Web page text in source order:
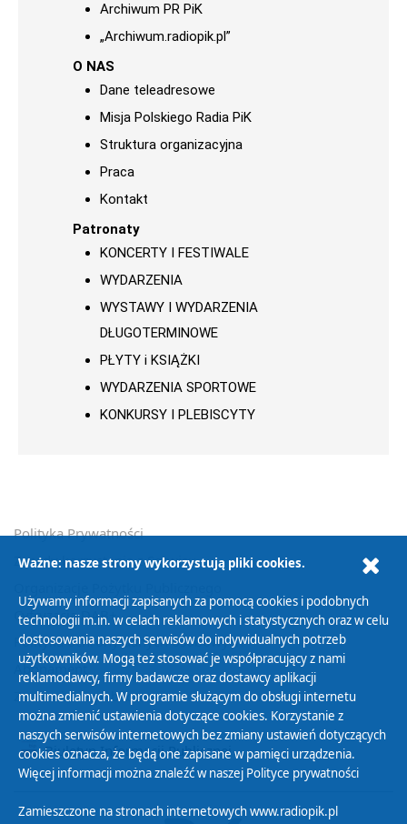
Archiwum PR PiK
„Archiwum.radiopik.pl”
O NAS
Dane teleadresowe
Misja Polskiego Radia PiK
Struktura organizacyjna
Praca
Kontakt
Patronaty
KONCERTY I FESTIWALE
WYDARZENIA
WYSTAWY I WYDARZENIA
DŁUGOTERMINOWE
PŁYTY i KSIĄŻKI
WYDARZENIA SPORTOWE
KONKURSY I PLEBISCYTY
Polityka Prywatności
Zasady korzystania z Serwisu
Cyfryzacja DAB+
Polityka ochrony danych osobowych
Abonament
Zamówienia publiczne
Biuletyn Informacji Publicznej
Ważne: nasze strony wykorzystują pliki cookies.
Używamy informacji zapisanych za pomocą cookies i podobnych
technologii m.in. w celach reklamowych i statystycznych oraz w celu
dostosowania naszych serwisów do indywidualnych potrzeb
użytkowników. Mogą też stosować je współpracujący z nami
reklamodawcy, firmy badawcze oraz dostawcy aplikacji
multimedialnych. W programie służącym do obsługi internetu
można zmienić ustawienia dotyczące cookies. Korzystanie z
naszych serwisów internetowych bez zmiany ustawień dotyczących
cookies oznacza, że będą one zapisane w pamięci urządzenia.
Więcej informacji można znaleźć w naszej Polityce prywatności
Zamieszczone na stronach internetowych www.radiopik.pl